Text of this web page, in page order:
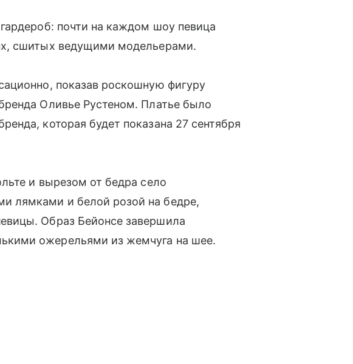
почти на каждом шоу певица
сшитых ведущими модельерами.
показав роскошную фигуру
Оливье Рустеном. Платье было
которая будет показана 27 сентября
и вырезом от бедра село
лямками и белой розой на бедре,
Образ Бейонсе завершила
ожерельями из жемчуга на шее.